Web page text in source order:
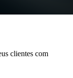
clientes com